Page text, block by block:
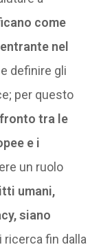
come
nel
definire gli
per questo
tra le
e i
un ruolo
umani,
siano
ricerca fin dalla